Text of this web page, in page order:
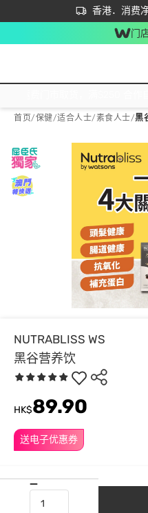
香港．消费
立即成为易
首次APP下单买满
门
首页/保健/适合人士/素食人士/黑
NUTRABLISS WS
黑谷营养饮
送电子优惠券
HK$89.90